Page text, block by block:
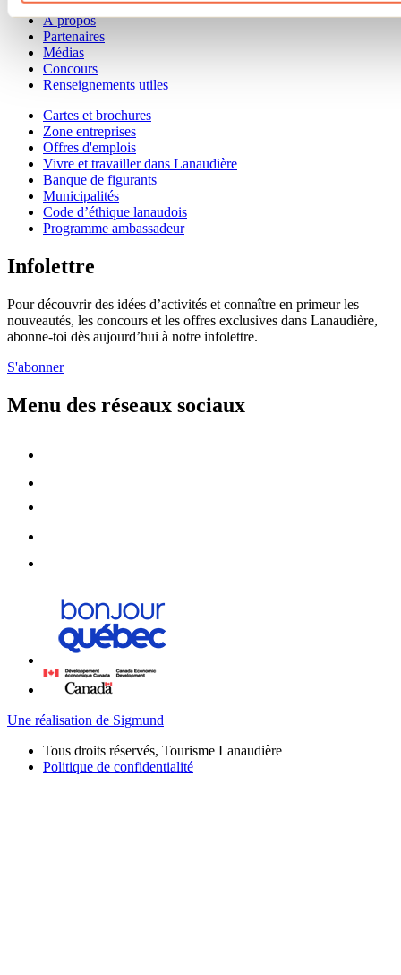
Offre aux voyageurs étrangers
À propos
Partenaires
Médias
Concours
Renseignements utiles
Cartes et brochures
Zone entreprises
Offres d'emplois
Vivre et travailler dans Lanaudière
Banque de figurants
Municipalités
Code d’éthique lanaudois
Programme ambassadeur
Infolettre
Pour découvrir des idées d’activités et connaître en primeur les
nouveautés, les concours et les offres exclusives dans Lanaudière,
abonne-toi dès aujourd’hui à notre infolettre.
S'abonner
Menu des réseaux sociaux
Une réalisation de Sigmund
Tous droits réservés, Tourisme Lanaudière
Politique de confidentialité